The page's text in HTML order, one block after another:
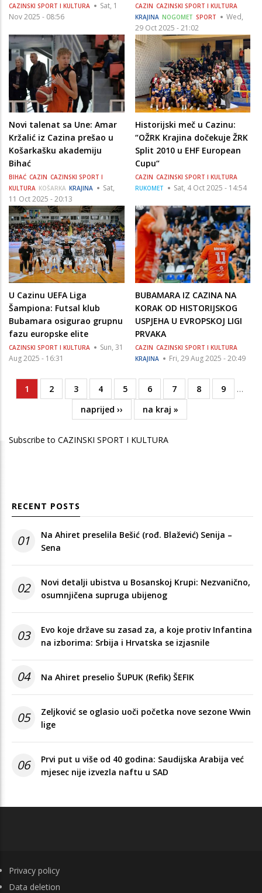
CAZINSKI SPORT I KULTURA
Sat, 1
Nov 2025 - 08:56
CAZIN CAZINSKI SPORT I KULTURA
KRAJINA NOGOMET SPORT
Wed,
29 Oct 2025 - 21:02
Novi talenat sa Une: Amar
Kržalić iz Cazina prešao u
Košarkašku akademiju
Bihać
BIHAĆ CAZIN CAZINSKI SPORT I
KULTURA KOŠARKA KRAJINA
Sat,
11 Oct 2025 - 20:13
Historijski meč u Cazinu:
“OŽRK Krajina dočekuje ŽRK
Split 2010 u EHF European
Cupu“
CAZIN CAZINSKI SPORT I KULTURA
RUKOMET
Sat, 4 Oct 2025 - 14:54
U Cazinu UEFA Liga
Šampiona: Futsal klub
Bubamara osigurao grupnu
fazu europske elite
CAZINSKI SPORT I KULTURA
Sun, 31
Aug 2025 - 16:31
BUBAMARA IZ CAZINA NA
KORAK OD HISTORIJSKOG
USPJEHA U EVROPSKOJ LIGI
PRVAKA
CAZIN CAZINSKI SPORT I KULTURA
KRAJINA
Fri, 29 Aug 2025 - 20:49
Pagination
Current
page
1 Page
2 Page
3 Page
4 Page
5 Page
6 Page
7 Page
8 Page
9
…
Next
page
naprijed ››
Last
page
na kraj »
Subscribe to CAZINSKI SPORT I KULTURA
RECENT POSTS
01
Na Ahiret preselila Bešić (rođ. Blažević) Senija –
Sena
02
Novi detalji ubistva u Bosanskoj Krupi: Nezvanično,
osumnjičena supruga ubijenog
03
Evo koje države su zasad za, a koje protiv Infantina
na izborima: Srbija i Hrvatska se izjasnile
04 Na Ahiret preselio ŠUPUK (Refik) ŠEFIK
05
Zeljković se oglasio uoči početka nove sezone Wwin
lige
06
Prvi put u više od 40 godina: Saudijska Arabija već
mjesec nije izvezla naftu u SAD
FOOTER
Privacy policy
Data deletion